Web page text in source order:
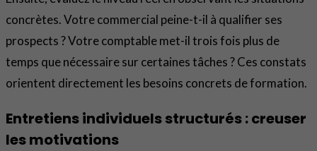
concrètes. Votre commercial peine-t-il à qualifier ses
prospects ? Votre comptable met-il trois fois plus de
temps que nécessaire sur certaines tâches ? Ces constats
orientent directement les besoins concrets de formation.
Entretiens individuels structurés : creuser
les motivations